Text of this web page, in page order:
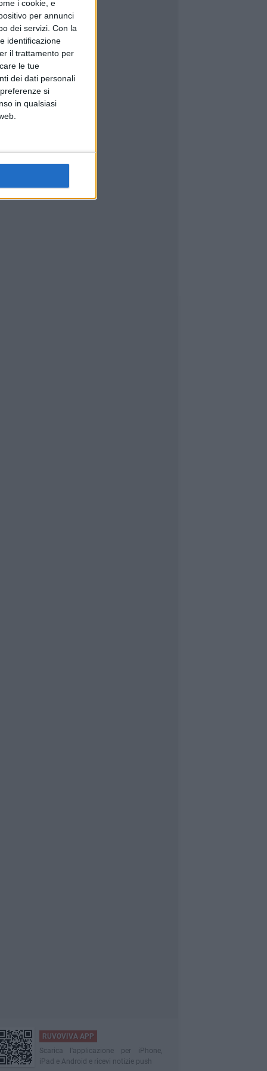
i cookie, e
per annunci
dei servizi. Con la
identificazione
il trattamento per
le tue
dei dati personali
si
in qualsiasi
RUVOVIVA APP
Scarica l'applicazione per iPhone,
iPad e Android e ricevi notizie push